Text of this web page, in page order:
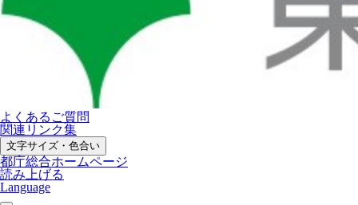
よくあるご質問
関連リンク集
文字サイズ・色合い
都庁総合ホームページ
読み上げる
Language